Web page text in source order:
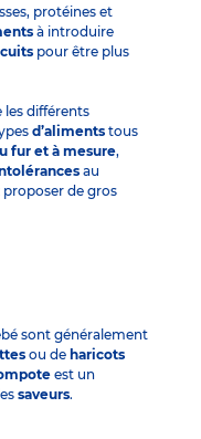
protéines et
à introduire
cuits pour être plus
les différents
d’aliments tous
fur et à mesure,
au
de gros
sont généralement
ou de haricots
est un
saveurs.